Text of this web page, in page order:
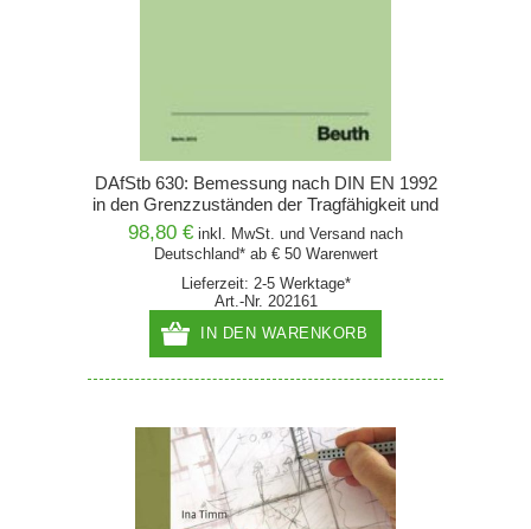
DAfStb 630: Bemessung nach DIN EN 1992
in den Grenzzuständen der Tragfähigkeit und
der Gebrauchstauglichkeit
98,80 € inkl. MwSt. und Versand nach
Deutschland* ab € 50 Warenwert
Lieferzeit: 2-5 Werktage*
Art.-Nr. 202161
IN DEN WARENKORB